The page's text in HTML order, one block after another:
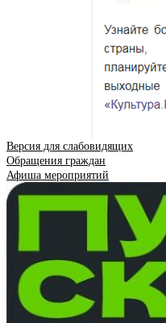
Версия для слабовидящих
Обращения граждан
Афиша мероприятий